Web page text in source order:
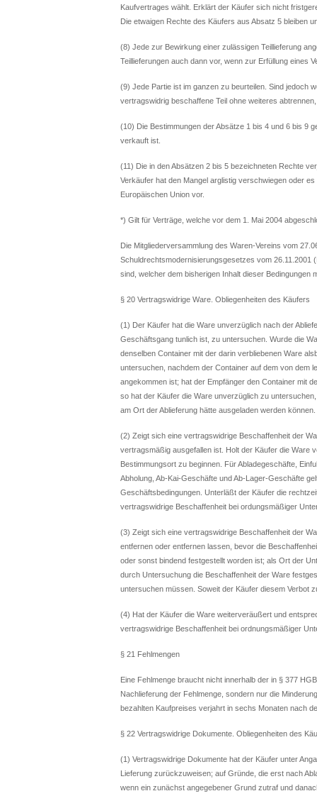
Kaufvertrages wählt. Erklärt der Käufer sich nicht
Die etwaigen Rechte des Käufers aus Absatz 5 bleiben
(8) Jede zur Bewirkung einer zulässigen Teillieferung
Teillieferungen auch dann vor, wenn zur Erfüllung eines
(9) Jede Partie ist im ganzen zu beurteilen. Sind jedoch
vertragswidrig beschaffene Teil ohne weiteres
(10) Die Bestimmungen der Absätze 1 bis 4 und 6 bis 9
verkauft ist.
(11) Die in den Absätzen 2 bis 5 bezeichneten Rechte
Verkäufer hat den Mangel arglistig verschwiegen oder
Europäischen Union vor.
*) Gilt für Verträge, welche vor dem 1. Mai 2004
Die Mitgliederversammlung des Waren-Vereins vom
Schuldrechtsmodernisierungsgesetzes vom
sind, welcher dem bisherigen Inhalt dieser Bedingungen
§ 20 Vertragswidrige Ware. Obliegenheiten des Käufers
(1) Der Käufer hat die Ware unverzüglich nach der
Geschäftsgang tunlich ist, zu untersuchen. Wurde die
denselben Container mit der darin verbliebenen Ware
untersuchen, nachdem der Container auf dem von dem
angekommen ist; hat der Empfänger den Container mit
so hat der Käufer die Ware unverzüglich zu
am Ort der Ablieferung hätte ausgeladen werden können.
(2) Zeigt sich eine vertragswidrige Beschaffenheit der
vertragsmäßig ausgefallen ist. Holt der Käufer die Ware
Bestimmungsort zu beginnen. Für Abladegeschäfte,
Abholung, Ab-Kai-Geschäfte und Ab-Lager-Geschäfte
Geschäftsbedingungen. Unterläßt der Käufer die
vertragswidrige Beschaffenheit bei ordungsmäßiger
(3) Zeigt sich eine vertragswidrige Beschaffenheit der
entfernen oder entfernen lassen, bevor die
oder sonst bindend festgestellt worden ist; als Ort der
durch Untersuchung die Beschaffenheit der Ware
untersuchen müssen. Soweit der Käufer diesem Verbot
(4) Hat der Käufer die Ware weiterveräußert und
vertragswidrige Beschaffenheit bei ordnungsmäßiger
§ 21 Fehlmengen
Eine Fehlmenge braucht nicht innerhalb der in § 377
Nachlieferung der Fehlmenge, sondern nur die
bezahlten Kaufpreises verjahrt in sechs Monaten nach
§ 22 Vertragswidrige Dokumente. Obliegenheiten des
(1) Vertragswidrige Dokumente hat der Käufer unter
Lieferung zurückzuweisen; auf Gründe, die erst nach
wenn ein zunächst angegebener Grund zutraf und